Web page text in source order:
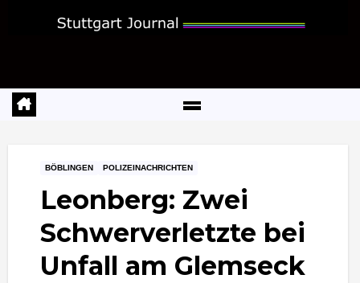
BÖBLINGEN POLIZEINACHRICHTEN
Leonberg: Zwei
Schwerverletzte bei
Unfall am Glemseck